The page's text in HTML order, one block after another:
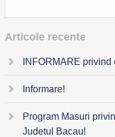
Articole recente
INFORMARE
Informare!
Program Masuri
Judetul Bacau!